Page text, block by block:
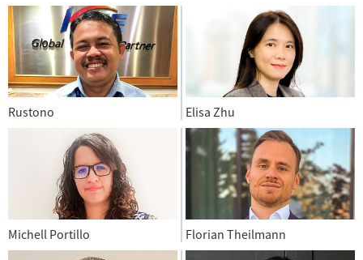
Rustono Elisa Zhu
Michell Portillo Florian Theilmann